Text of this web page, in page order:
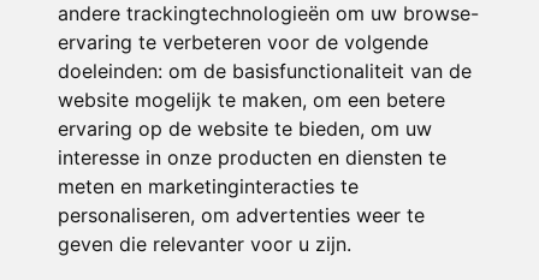
andere trackingtechnologieën om uw browse-
ervaring te verbeteren voor de volgende
doeleinden: om de basisfunctionaliteit van de
website mogelijk te maken, om een betere
ervaring op de website te bieden, om uw
interesse in onze producten en diensten te
meten en marketinginteracties te
personaliseren, om advertenties weer te
geven die relevanter voor u zijn.
© 2026 De Regenboog | Alle rechten voorbehouden
Privacy policy|Disclaimer| Klachtenregeling|RSIN en Anbi
voorkeuren